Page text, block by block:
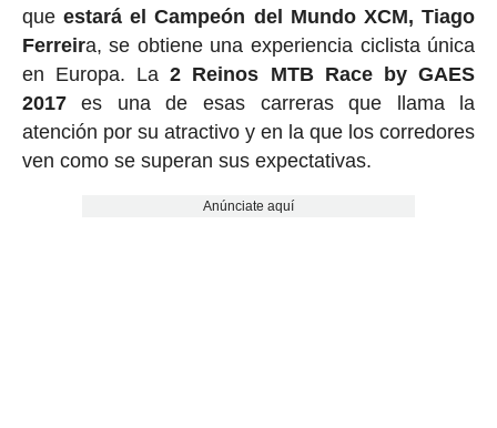
que estará el Campeón del Mundo XCM, Tiago
Ferreira, se obtiene una experiencia ciclista única
en Europa. La2 Reinos MTB Race by GAES
2017es una de esas carreras que llama la
atención por su atractivo y en la que los corredores
ven como se superan sus expectativas.
Anúnciate aquí